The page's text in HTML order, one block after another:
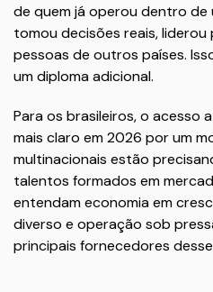
de quem já operou dentro
tomou decisões reais,
pessoas de outros países.
um diploma adicional.
Para os brasileiros, o acesso
mais claro em 2026 por um
multinacionais estão
talentos formados em
entendam economia em
diverso e operação sob
principais fornecedores